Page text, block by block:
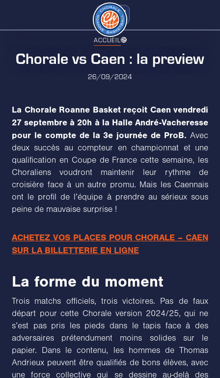
ACCUEIL
Chorale vs Caen : la preview
26/09/2024
La Chorale Roanne Basket reçoit Caen vendredi
27 septembre à 20h à la Halle André-Vacheresse
pour le compte de la 3e journée de ProB. Avec
deux succès au compteur en championnat et une
qualification en Coupe de France cette semaine, les
Choraliens voudront maintenir leur rythme de
croisière face à un autre promu. Mais les Caennais
ont le profil de l’équipe à prendre au sérieux sous
peine de mauvaise surprise !
ACHETEZ VOS PLACES POUR CHORALE – CAEN
SUR LA BILLETTERIE EN LIGNE
La forme du moment
Trois matchs officiels, trois victoires. Pas de faux
départ pour cette Chorale version 2024/25, qui ne
s’est pas pris les pieds dans le tapis face à des
adversaires prétendument moins solides sur le
papier. Dans le contenu, les hommes de Thomas
Andrieux peuvent être qualifiés de bons élèves, avec
une force collective qui se dessine au-delà des